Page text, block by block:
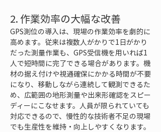
2. 作業効率の大幅な改善
GPS測位の導入は、現場の作業効率を劇的に
高めます。従来は複数人がかりで1日がかり
だった測量作業も、GPS受信機を用いれば1
人で短時間に完了できる場合があります。機
材の据え付けや視通確保にかかる時間が不要
になり、移動しながら連続して観測できるた
め、広範囲の地形測量や出来形確認をスピー
ディーにこなせます。人員が限られていても
対応できるので、慢性的な技術者不足の現場
でも生産性を維持・向上しやすくなります。